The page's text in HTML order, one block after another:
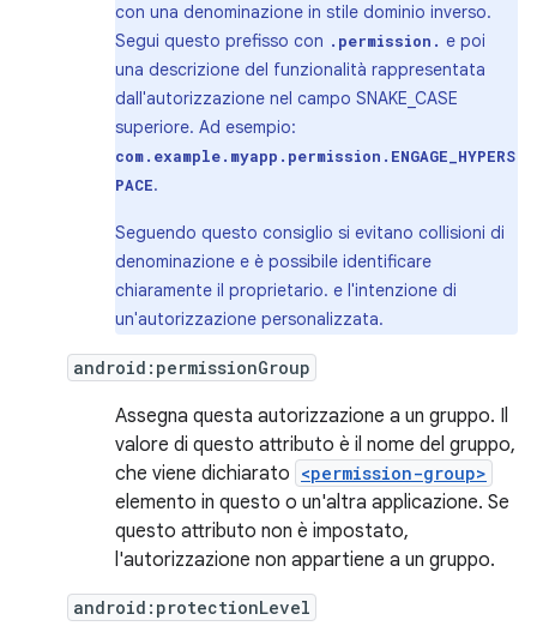
con una denominazione in stile dominio inverso.
Segui questo prefisso con .permission. e poi
una descrizione del funzionalità rappresentata
dall'autorizzazione nel campo SNAKE_CASE
superiore. Ad esempio:
com.example.myapp.permission.ENGAGE_HYPERS
PACE.
Seguendo questo consiglio si evitano collisioni di
denominazione e è possibile identificare
chiaramente il proprietario. e l'intenzione di
un'autorizzazione personalizzata.
android:permissionGroup
Assegna questa autorizzazione a un gruppo. Il
valore di questo attributo è il nome del gruppo,
che viene dichiarato <permission-group>
elemento in questo o un'altra applicazione. Se
questo attributo non è impostato,
l'autorizzazione non appartiene a un gruppo.
android:protectionLevel